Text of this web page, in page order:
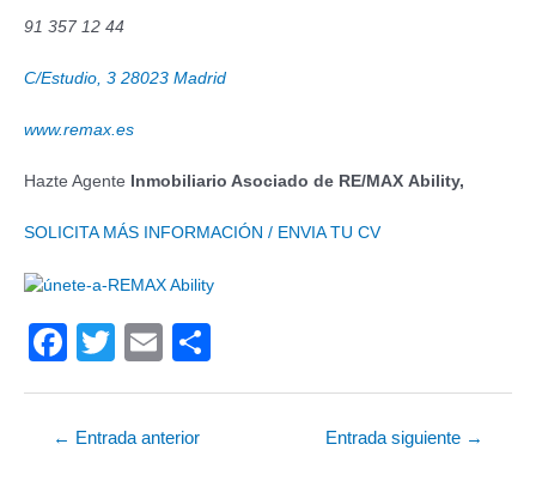
91 357 12 44
C/Estudio, 3 28023 Madrid
www.remax.es
Hazte Agente Inmobiliario Asociado de RE/MAX Ability,
SOLICITA MÁS INFORMACIÓN / ENVIA TU CV
F
a
c
e
T
wi
tt
er
E
m
ail
o
← Entrada anterior Entrada siguiente →